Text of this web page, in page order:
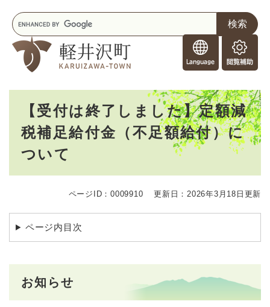
o
r
e
i
g
s
閲
覧
助
キ
ー
ワ
【受付は終了しました】定額減
税補足給付金（不足額給付）に
ついて
ページID：0009910 更新日：2026年3月18日更新
ページ内目次
お知らせ